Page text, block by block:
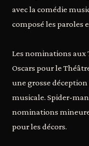
avec la comédie
composé les paroles
Les nominations aux
Oscars pour le
une grosse
musicale. Spider-
nominations
pour les décors.